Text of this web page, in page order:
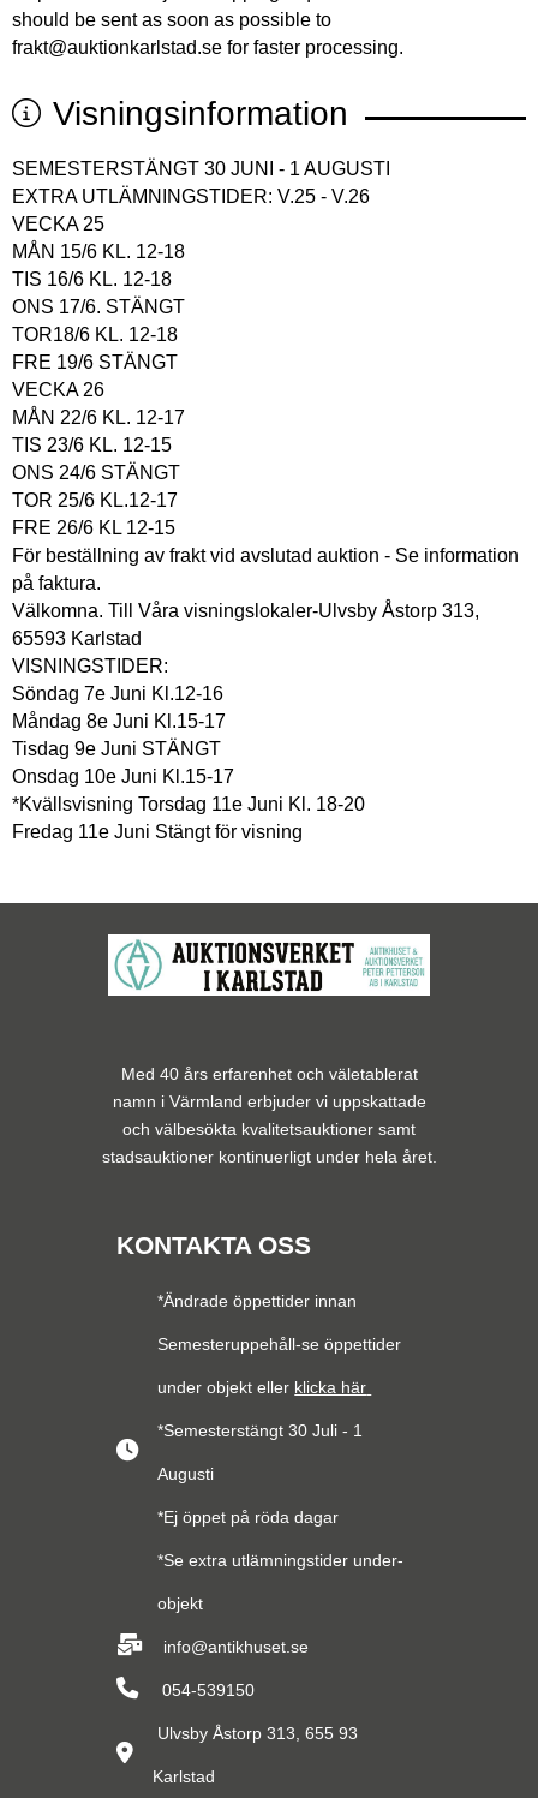
should be sent as soon as possible to
frakt@auktionkarlstad.se for faster processing.
Visningsinformation
SEMESTERSTÄNGT 30 JUNI - 1 AUGUSTI
EXTRA UTLÄMNINGSTIDER: V.25 - V.26
VECKA 25
MÅN 15/6 KL. 12-18
TIS 16/6 KL. 12-18
ONS 17/6. STÄNGT
TOR18/6 KL. 12-18
FRE 19/6 STÄNGT
VECKA 26
MÅN 22/6 KL. 12-17
TIS 23/6 KL. 12-15
ONS 24/6 STÄNGT
TOR 25/6 KL.12-17
FRE 26/6 KL 12-15
För beställning av frakt vid avslutad auktion - Se information
på faktura.
Välkomna. Till Våra visningslokaler-Ulvsby Åstorp 313,
65593 Karlstad
VISNINGSTIDER:
Söndag 7e Juni Kl.12-16
Måndag 8e Juni Kl.15-17
Tisdag 9e Juni STÄNGT
Onsdag 10e Juni Kl.15-17
*Kvällsvisning Torsdag 11e Juni Kl. 18-20
Fredag 11e Juni Stängt för visning
Med 40 års erfarenhet och väletablerat
namn i Värmland erbjuder vi uppskattade
och välbesökta kvalitetsauktioner samt
stadsauktioner kontinuerligt under hela året.
KONTAKTA OSS
*Ändrade öppettider innan
Semesteruppehåll-se öppettider
under objekt eller klicka här
*Semesterstängt 30 Juli - 1
Augusti
*Ej öppet på röda dagar
*Se extra utlämningstider under-
objekt
info@antikhuset.se
054-539150
Ulvsby Åstorp 313, 655 93
Karlstad